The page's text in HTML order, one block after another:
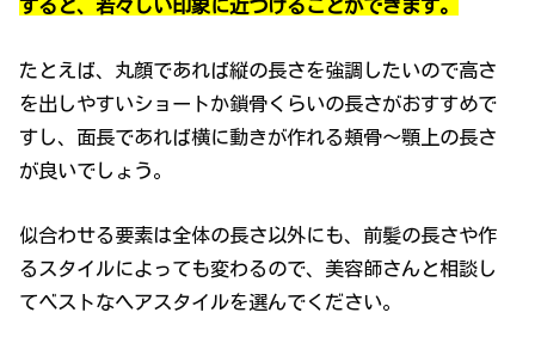
すると、若々しい印象に近づけることができます。
たとえば、丸顔であれば縦の長さを強調したいので高さ
を出しやすいショートか鎖骨くらいの長さがおすすめで
すし、面長であれば横に動きが作れる頬骨〜顎上の長さ
が良いでしょう。
似合わせる要素は全体の長さ以外にも、前髪の長さや作
るスタイルによっても変わるので、美容師さんと相談し
てベストなヘアスタイルを選んでください。